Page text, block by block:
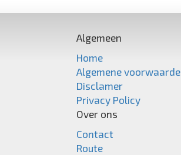
Algemeen
Home
Algemene voorwaarde
Disclamer
Privacy Policy
Over ons
Contact
Route